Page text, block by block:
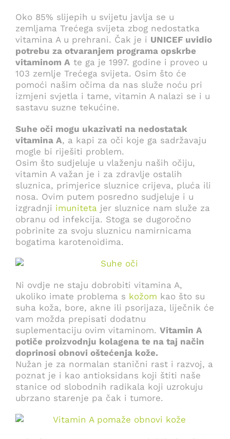
Oko 85% slijepih u svijetu javlja se u
zemljama Trećega svijeta zbog nedostatka
vitamina A u prehrani. Čak je i UNICEF uvidio
potrebu za otvaranjem programa opskrbe
vitaminom A te ga je 1997. godine i proveo u
103 zemlje Trećega svijeta. Osim što će
pomoći našim očima da nas služe noću pri
izmjeni svjetla i tame, vitamin A nalazi se i u
sastavu suzne tekućine.
Suhe oči mogu ukazivati na nedostatak
vitamina A, a kapi za oči koje ga sadržavaju
mogle bi riješiti problem.
Osim što sudjeluje u vlaženju naših očiju,
vitamin A važan je i za zdravlje ostalih
sluznica, primjerice sluznice crijeva, pluća ili
nosa. Ovim putem posredno sudjeluje i u
izgradnji imuniteta jer sluznice nam služe za
obranu od infekcija. Stoga se dugoročno
pobrinite za svoju sluznicu namirnicama
bogatima karotenoidima.
Ni ovdje ne staju dobrobiti vitamina A,
ukoliko imate problema s kožom kao što su
suha koža, bore, akne ili psorijaza, liječnik će
vam možda prepisati dodatnu
suplementaciju ovim vitaminom. Vitamin A
potiče proizvodnju kolagena te na taj način
doprinosi obnovi oštećenja kože.
Nužan je za normalan stanični rast i razvoj, a
poznat je i kao antioksidans koji štiti naše
stanice od slobodnih radikala koji uzrokuju
ubrzano starenje pa čak i tumore.